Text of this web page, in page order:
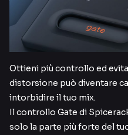
Ottieni più controllo ed
distorsione può diventare
intorbidire il tuo mix.
Il controllo Gate di
solo la parte più forte del